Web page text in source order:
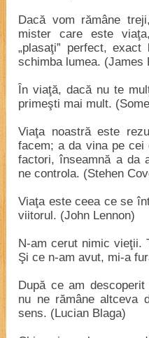
Dacă vom rămâne
mister care este
„plasaţi” perfect,
schimba lumea. (James
În viaţă, dacă nu te
primeşti mai mult.
Viaţa noastră este
facem; a da vina pe cei
factori, înseamnă a da
ne controla. (Stehen
Viaţa este ceea ce se
viitorul. (John Lennon)
N-am cerut nimic vieţii.
Şi ce n-am avut, mi-a
După ce am
nu ne rămâne altceva
sens. (Lucian Blaga)